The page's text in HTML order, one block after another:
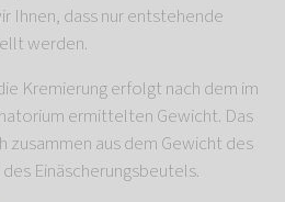
Ihnen, dass nur entstehende
werden.
Kremierung erfolgt nach dem im
ermittelten Gewicht. Das
aus dem Gewicht des
Einäscherungsbeutels.